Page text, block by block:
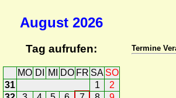
August 2026
Tag aufrufen:
MO DI MI DO FR SA SO
31
1
2
Termine